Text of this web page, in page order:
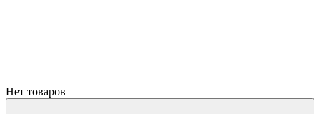
Нет товаров